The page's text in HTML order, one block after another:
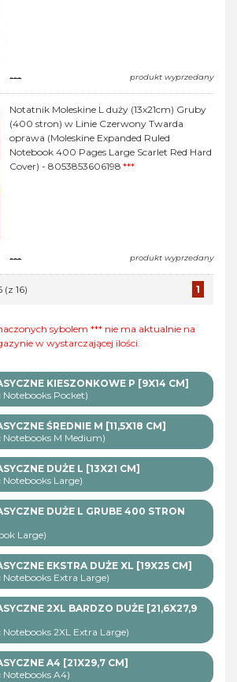
KIESZONKOWE P [9X14 CM]
Notebooks Pocket)
ŚREDNIE M [11,5X18 CM]
Notebooks M Medium)
DUŻE L [13X21 CM]
Notebooks Large)
DUŻE L GRUBE 400 STRON
Large)
EKSTRA DUŻE XL [19X25 CM]
Notebooks Extra Large)
2XL BARDZO DUŻE [21,6X27,9
Notebooks 2XL Extra Large)
A4 [21X29,7 CM]
Notebooks A4)
--- produkt wyprzedany
Notatnik Moleskine L duży (13x21cm) Gruby
(400 stron) w Linie Czerwony Twarda
oprawa (Moleskine Expanded Ruled
Notebook 400 Pages Large Scarlet Red Hard
Cover) - 8053853606198 ***
--- produkt wyprzedany
1
(z 16)
sybolem *** nie ma aktualnie na
w wystarczającej ilości.